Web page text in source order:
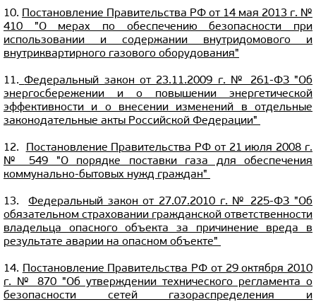
10.
Постановление Правительства РФ от 14 мая 2013 г. №
410 "О мерах по обеспечению безопасности при
использовании и содержании внутридомового и
внутриквартирного газового оборудования"
11. Федеральный закон от 23.11.2009 г. № 261-ФЗ "Об
энергосбережении и о повышении энергетической
эффективности и о внесении изменений в отдельные
законодательные акты Российской Федерации"
12.
Постановление Правительства РФ от 21 июля 2008 г.
№ 549 "О порядке поставки газа для обеспечения
коммунально-бытовых нужд граждан"
13.Федеральный закон от 27.07.2010 г. № 225-ФЗ "Об
обязательном страховании гражданской ответственности
владельца опасного объекта за причинение вреда в
результате аварии на опасном объекте"
14.
Постановление Правительства РФ от 29 октября 2010
г. № 870 "Об утверждении технического регламента о
безопасности сетей газораспределения и